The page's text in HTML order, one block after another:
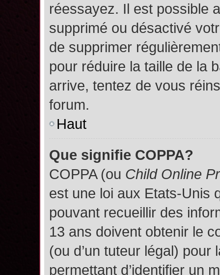
réessayez. Il est possible
supprimé ou désactivé
de supprimer
pour réduire la taille de la
arrive, tentez de vous
forum.
Haut
Que signifie COPPA?
COPPA (ou Child Online
est une loi aux Etats-Unis
pouvant recueillir des
13 ans doivent obtenir le
(ou d’un tuteur légal)
permettant d’identifier un